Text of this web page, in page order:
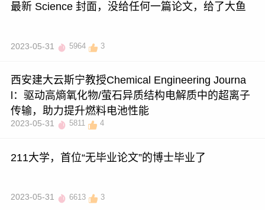
最新 Science 封面，没给任何一篇论文，给了大鱼
2023-05-31 5964 3
西安建大云斯宁教授Chemical Engineering Journa
l：驱动高熵氧化物/萤石异质结构电解质中的超离子
传输，助力提升燃料电池性能
2023-05-31 5811 4
211大学，首位“无毕业论文”的博士毕业了
2023-05-31 6613 3